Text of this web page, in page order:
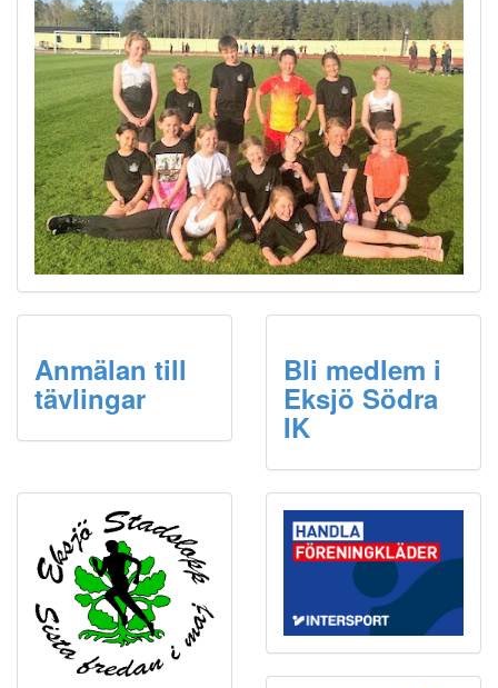
Anmälan till
tävlingar
Bli medlem i
Eksjö Södra
IK